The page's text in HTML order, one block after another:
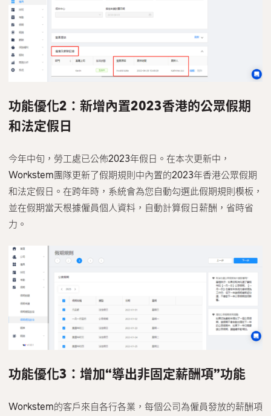
功能優化2：新增內置2023香港的公眾假期
和法定假日
今年中旬，勞工處已公佈2023年假日。在本次更新中，
Workstem團隊更新了假期規則中內置的2023年香港公眾假期
和法定假日。在跨年時，系統會為您自動勾選此假期規則模板，
並在假期當天根據僱員個人資料，自動計算假日薪酬，省時省
力。
功能優化3：增加“導出非固定薪酬項”功能
Workstem的客戶來自各行各業，每個公司為僱員發放的薪酬項